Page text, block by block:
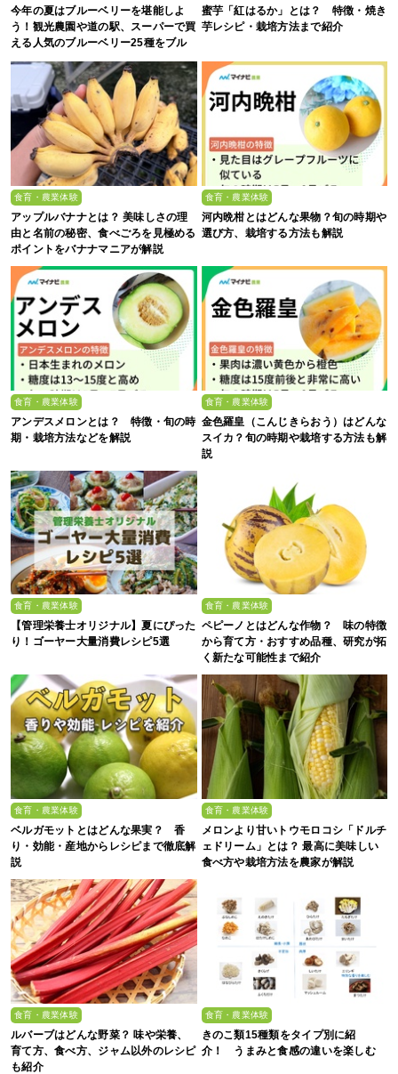
今年の夏はブルーベリーを堪能しよ
う！観光農園や道の駅、スーパーで買
える人気のブルーベリー25種をブル
ーベリー農家の息子が解説
蜜芋「紅はるか」とは？ 特徴・焼き
芋レシピ・栽培方法まで紹介
食育・農業体験
アップルバナナとは？ 美味しさの理
由と名前の秘密、食べごろを見極める
ポイントをバナナマニアが解説
食育・農業体験
河内晩柑とはどんな果物？旬の時期や
選び方、栽培する方法も解説
食育・農業体験
アンデスメロンとは？ 特徴・旬の時
期・栽培方法などを解説
食育・農業体験
金色羅皇（こんじきらおう）はどんな
スイカ？旬の時期や栽培する方法も解
説
食育・農業体験
【管理栄養士オリジナル】夏にぴった
り！ゴーヤー大量消費レシピ5選
食育・農業体験
ペピーノとはどんな作物？ 味の特徴
から育て方・おすすめ品種、研究が拓
く新たな可能性まで紹介
食育・農業体験
ベルガモットとはどんな果実？ 香
り・効能・産地からレシピまで徹底解
説
食育・農業体験
メロンより甘いトウモロコシ「ドルチ
ェドリーム」とは？ 最高に美味しい
食べ方や栽培方法を農家が解説
食育・農業体験
ルバーブはどんな野菜？ 味や栄養、
育て方、食べ方、ジャム以外のレシピ
も紹介
食育・農業体験
きのこ類15種類をタイプ別に紹
介！ うまみと食感の違いを楽しむ